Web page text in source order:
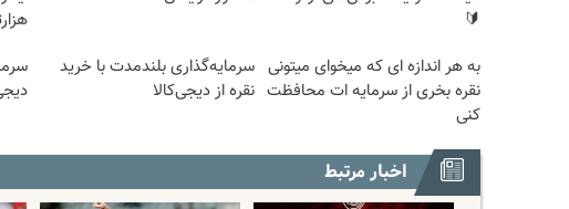
🔰
به هر اندازه ای که میخوای میتونی
نقره بخری از سرمایه ات محافظت
کنی
سرمایه‌گذاری بلندمدت با خرید
نقره از دیجی‌کالا
اخبار مرتبط